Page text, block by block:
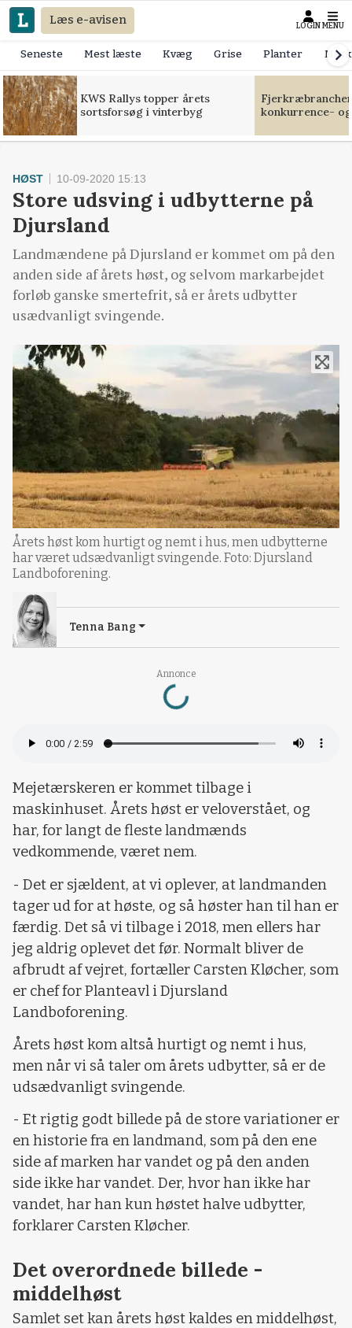
Læs e-avisen LOGIN MENU
Seneste Mest læste Kvæg Grise Planter
KWS Rallys topper årets
sortsforsøg i vinterbyg
konkurrence-
Annonce
Loading...
HØST 10-09-2020 15:13
Store udsving i udbytterne på
Djursland
Landmændene på Djursland er kommet om på den
anden side af årets høst, og selvom markarbejdet
forløb ganske smertefrit, så er årets udbytter
usædvanligt svingende.
Årets høst kom hurtigt og nemt i hus, men udbytterne
har været udsædvanligt svingende. Foto: Djursland
Landboforening.
Tenna Bang
Mejetærskeren er kommet tilbage i
maskinhuset. Årets høst er veloverstået, og
har, for langt de fleste landmænds
vedkommende, været nem.
- Det er sjældent, at vi oplever, at landmanden
tager ud for at høste, og så høster han til han er
færdig. Det så vi tilbage i 2018, men ellers har
jeg aldrig oplevet det før. Normalt bliver de
afbrudt af vejret, fortæller Carsten Kløcher, som
er chef for Planteavl i Djursland
Landboforening.
Årets høst kom altså hurtigt og nemt i hus,
men når vi så taler om årets udbytter, så er de
udsædvanligt svingende.
- Et rigtig godt billede på de store variationer er
en historie fra en landmand, som på den ene
side af marken har vandet og på den anden
side ikke har vandet. Der, hvor han ikke har
vandet, har han kun høstet halve udbytter,
forklarer Carsten Kløcher.
Det overordnede billede -
middelhøst
Samlet set kan årets høst kaldes en middelhøst,